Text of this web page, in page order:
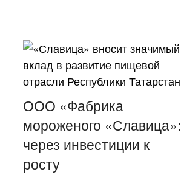
ООО «Фабрика
мороженого «Славица»:
через инвестиции к
росту